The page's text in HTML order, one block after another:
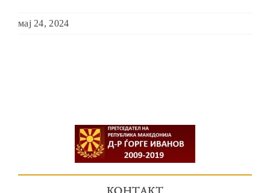
мај 24, 2024